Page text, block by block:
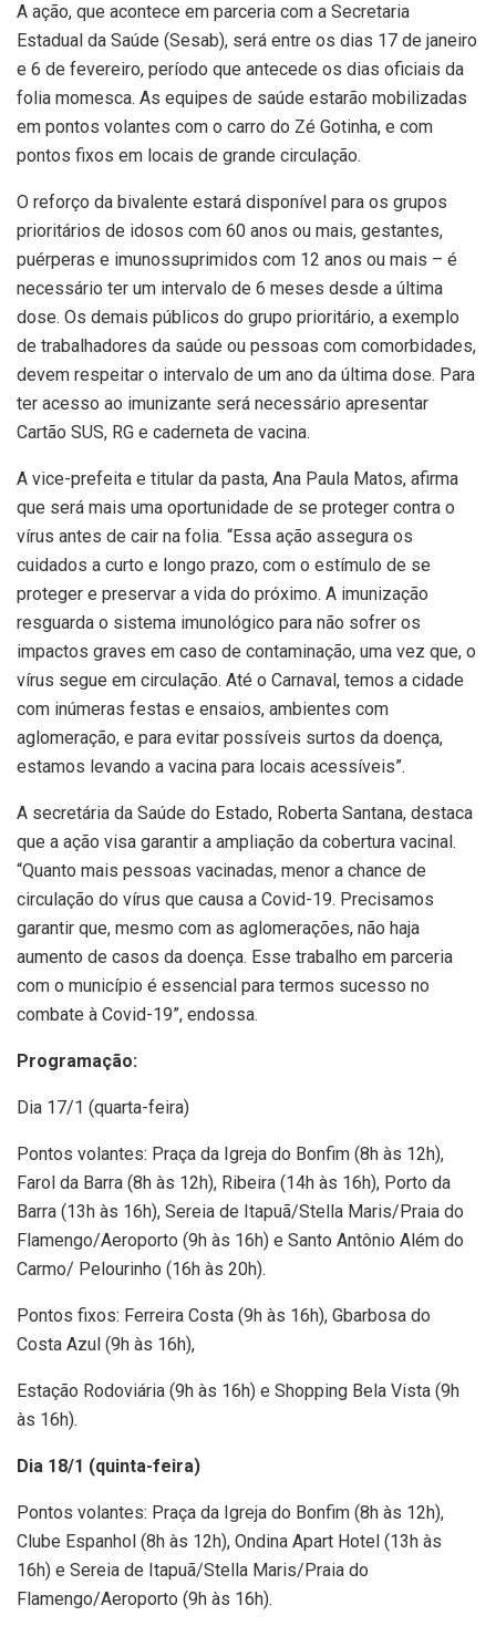
A ação, que acontece em parceria com a Secretaria
Estadual da Saúde (Sesab), será entre os dias 17 de janeiro
e 6 de fevereiro, período que antecede os dias oficiais da
folia momesca. As equipes de saúde estarão mobilizadas
em pontos volantes com o carro do Zé Gotinha, e com
pontos fixos em locais de grande circulação.
O reforço da bivalente estará disponível para os grupos
prioritários de idosos com 60 anos ou mais, gestantes,
puérperas e imunossuprimidos com 12 anos ou mais – é
necessário ter um intervalo de 6 meses desde a última
dose. Os demais públicos do grupo prioritário, a exemplo
de trabalhadores da saúde ou pessoas com comorbidades,
devem respeitar o intervalo de um ano da última dose. Para
ter acesso ao imunizante será necessário apresentar
Cartão SUS, RG e caderneta de vacina.
A vice-prefeita e titular da pasta, Ana Paula Matos, afirma
que será mais uma oportunidade de se proteger contra o
vírus antes de cair na folia. “Essa ação assegura os
cuidados a curto e longo prazo, com o estímulo de se
proteger e preservar a vida do próximo. A imunização
resguarda o sistema imunológico para não sofrer os
impactos graves em caso de contaminação, uma vez que, o
vírus segue em circulação. Até o Carnaval, temos a cidade
com inúmeras festas e ensaios, ambientes com
aglomeração, e para evitar possíveis surtos da doença,
estamos levando a vacina para locais acessíveis”.
A secretária da Saúde do Estado, Roberta Santana, destaca
que a ação visa garantir a ampliação da cobertura vacinal.
“Quanto mais pessoas vacinadas, menor a chance de
circulação do vírus que causa a Covid-19. Precisamos
garantir que, mesmo com as aglomerações, não haja
aumento de casos da doença. Esse trabalho em parceria
com o município é essencial para termos sucesso no
combate à Covid-19”, endossa.
Programação:
Dia 17/1 (quarta-feira)
Pontos volantes: Praça da Igreja do Bonfim (8h às 12h),
Farol da Barra (8h às 12h), Ribeira (14h às 16h), Porto da
Barra (13h às 16h), Sereia de Itapuã/Stella Maris/Praia do
Flamengo/Aeroporto (9h às 16h) e Santo Antônio Além do
Carmo/ Pelourinho (16h às 20h).
Pontos fixos: Ferreira Costa (9h às 16h), Gbarbosa do
Costa Azul (9h às 16h),
Estação Rodoviária (9h às 16h) e Shopping Bela Vista (9h
às 16h).
Dia 18/1 (quinta-feira)
Pontos volantes: Praça da Igreja do Bonfim (8h às 12h),
Clube Espanhol (8h às 12h), Ondina Apart Hotel (13h às
16h) e Sereia de Itapuã/Stella Maris/Praia do
Flamengo/Aeroporto (9h às 16h).